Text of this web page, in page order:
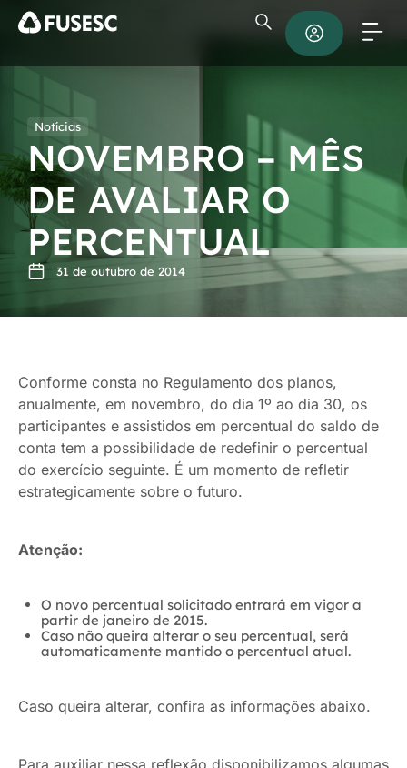
Notícias
NOVEMBRO – MÊS
DE AVALIAR O
PERCENTUAL
31 de outubro de 2014
Conforme consta no Regulamento dos planos,
anualmente, em novembro, do dia 1º ao dia 30, os
participantes e assistidos em percentual do saldo de
conta tem a possibilidade de redefinir o percentual
do exercício seguinte. É um momento de refletir
estrategicamente sobre o futuro.
Atenção:
O novo percentual solicitado entrará em vigor a
partir de janeiro de 2015.
Caso não queira alterar o seu percentual, será
automaticamente mantido o percentual atual.
Caso queira alterar, confira as informações abaixo.
Para auxiliar nessa reflexão disponibilizamos algumas